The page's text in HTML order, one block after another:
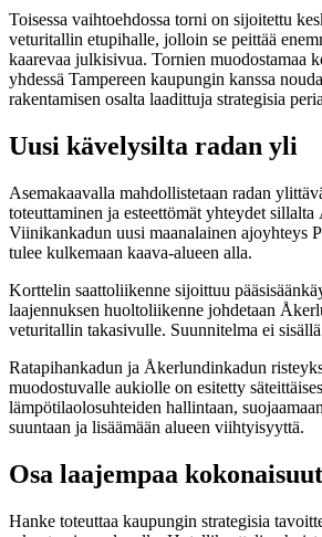
Toisessa vaihtoehdossa torni on sijoitettu
veturitallin etupihalle, jolloin se peittää
kaarevaa julkisivua. Tornien muodostamaa
yhdessä Tampereen kaupungin kanssa
rakentamisen osalta laadittuja strategisia
Uusi kävelysilta radan yli
Asemakaavalla mahdollistetaan radan
toteuttaminen ja esteettömät yhteydet
Viinikankadun uusi maanalainen ajoyhteys
tulee kulkemaan kaava-alueen alla.
Korttelin saattoliikenne sijoittuu
laajennuksen huoltoliikenne johdetaan
veturitallin takasivulle. Suunnitelma ei
Ratapihankadun ja Åkerlundinkadun
muodostuvalle aukiolle on esitetty
lämpötilaolosuhteiden hallintaan,
suuntaan ja lisäämään alueen viihtyisyyttä.
Osa laajempaa
Hanke toteuttaa kaupungin strategisia